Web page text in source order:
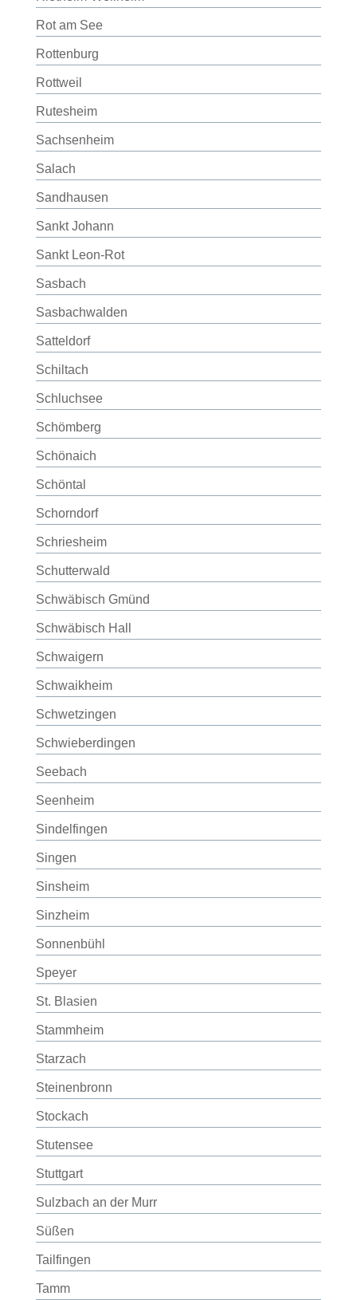
Rot am See
Rottenburg
Rottweil
Rutesheim
Sachsenheim
Salach
Sandhausen
Sankt Johann
Sankt Leon-Rot
Sasbach
Sasbachwalden
Satteldorf
Schiltach
Schluchsee
Schömberg
Schönaich
Schöntal
Schorndorf
Schriesheim
Schutterwald
Schwäbisch Gmünd
Schwäbisch Hall
Schwaigern
Schwaikheim
Schwetzingen
Schwieberdingen
Seebach
Seenheim
Sindelfingen
Singen
Sinsheim
Sinzheim
Sonnenbühl
Speyer
St. Blasien
Stammheim
Starzach
Steinenbronn
Stockach
Stutensee
Stuttgart
Sulzbach an der Murr
Süßen
Tailfingen
Tamm